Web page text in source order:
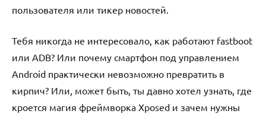
пользователя или тикер новостей.
Тебя никогда не интересовало, как работают fastboot
или ADB? Или почему смартфон под управлением
Android практически невозможно превратить в
кирпич? Или, может быть, ты давно хотел узнать, где
кроется магия фреймворка Xposed и зачем нужны